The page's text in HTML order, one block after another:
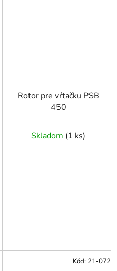
Rotor pre vŕtačku PSB
450
Skladom (1 ks)
Kód: 21-072